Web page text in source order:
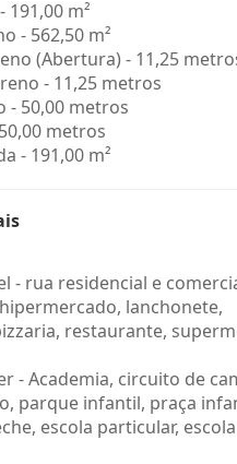
191,00 m²
- 562,50 m²
(Abertura) - 11,25
- 11,25 metros
- 50,00 metros
metros
- 191,00 m²
- rua residencial e
lanchonete,
restaurante,
- Academia, circuito de
parque infantil, praça
escola particular,